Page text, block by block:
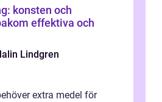
konsten och
effektiva och
Lindgren
extra medel för